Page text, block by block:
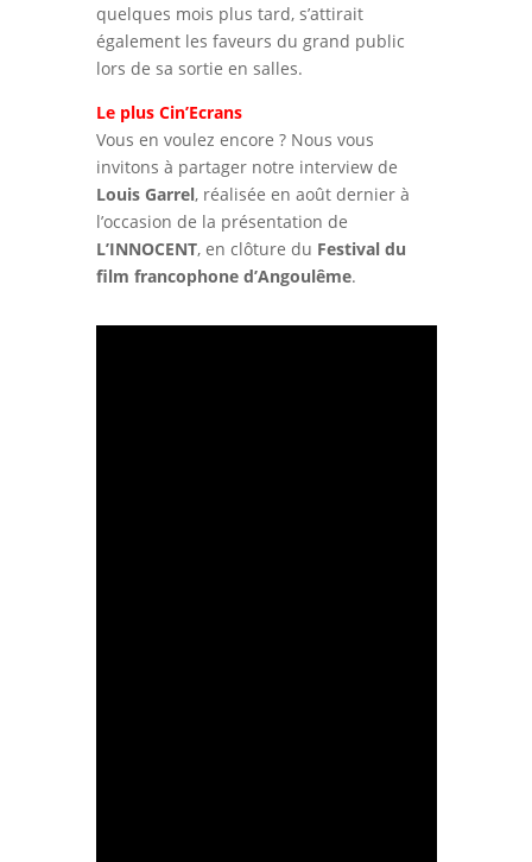
quelques mois plus tard, s’attirait
également les faveurs du grand public
lors de sa sortie en salles.
Le plus Cin’Ecrans
Vous en voulez encore ? Nous vous
invitons à partager notre interview de
Louis Garrel, réalisée en août dernier à
l’occasion de la présentation de
L’INNOCENT, en clôture du Festival du
film francophone d’Angoulême.